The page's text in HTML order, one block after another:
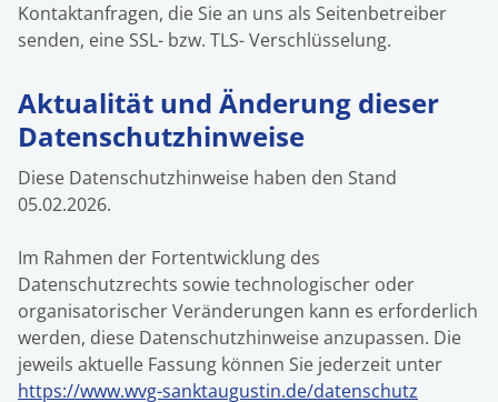
Kontaktanfragen, die Sie an uns als Seitenbetreiber
senden, eine SSL- bzw. TLS- Verschlüsselung.
Aktualität und Änderung dieser
Datenschutzhinweise
Diese Datenschutzhinweise haben den Stand
05.02.2026.
Im Rahmen der Fortentwicklung des
Datenschutzrechts sowie technologischer oder
organisatorischer Veränderungen kann es erforderlich
werden, diese Datenschutzhinweise anzupassen. Die
jeweils aktuelle Fassung können Sie jederzeit unter
https://www.wvg-sanktaugustin.de/datenschutz